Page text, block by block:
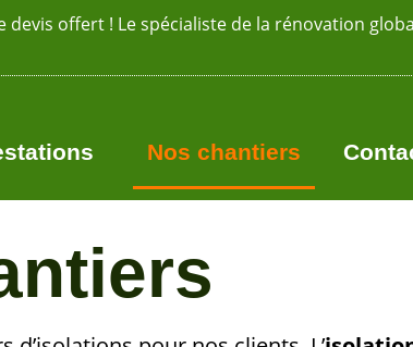
offert ! Le spécialiste de la rénovation
Nos chantiers